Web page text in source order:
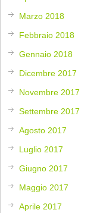
Marzo 2018
Febbraio 2018
Gennaio 2018
Dicembre 2017
Novembre 2017
Settembre 2017
Agosto 2017
Luglio 2017
Giugno 2017
Maggio 2017
Aprile 2017